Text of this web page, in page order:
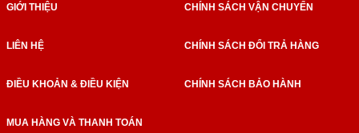
GIỚI THIỆU
LIÊN HỆ
ĐIỀU KHOẢN & ĐIỀU KIỆN
MUA HÀNG VÀ THANH TOÁN
CHÍNH SÁCH VẬN CHUYỂN
CHÍNH SÁCH ĐỔI TRẢ HÀNG
CHÍNH SÁCH BẢO HÀNH